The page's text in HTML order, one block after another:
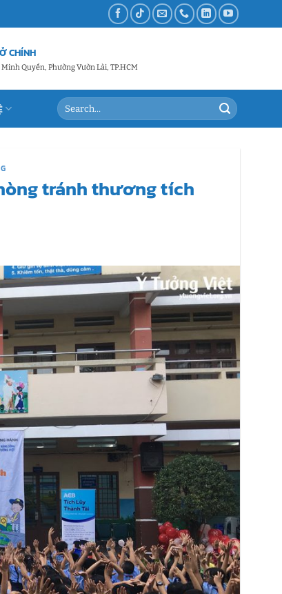
CHÍNH
Quyền, Phường Vườn Lài, TP.HCM
tránh thương tích